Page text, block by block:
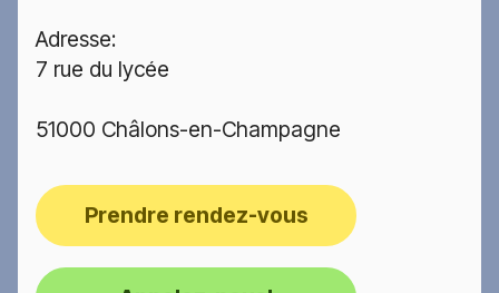
Adresse:
7 rue du lycée
51000 Châlons-en-Champagne
Prendre rendez-vous